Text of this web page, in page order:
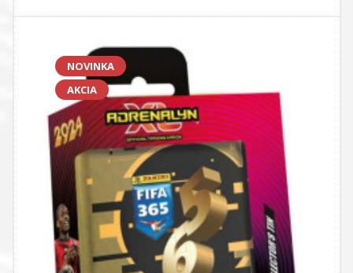
NOVINKA
AKCIA